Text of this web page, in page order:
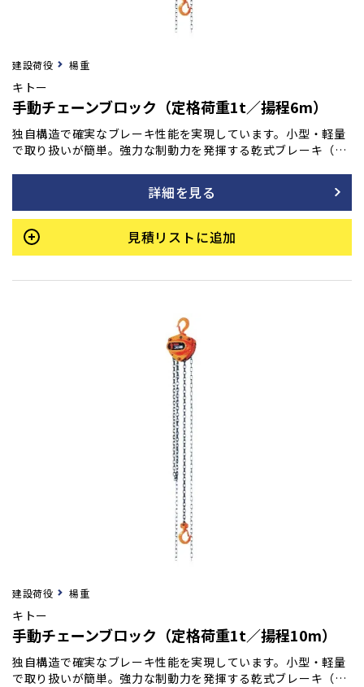
建設荷役 楊重
キトー
手動チェーンブロック（定格荷重1t／揚程6m）
独自構造で確実なブレーキ性能を実現しています。小型・軽量
で取り扱いが簡単。強力な制動力を発揮する乾式ブレーキ（ノ
でも優れた耐久性を持ち、巻き下げ時の手動操作も常に軽く、
スムーズな動きを維持します。
詳細を見る
見積リストに追加
建設荷役 楊重
キトー
手動チェーンブロック（定格荷重1t／揚程10m）
独自構造で確実なブレーキ性能を実現しています。小型・軽量
で取り扱いが簡単。強力な制動力を発揮する乾式ブレーキ（ノ